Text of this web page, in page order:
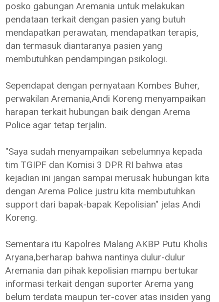
posko gabungan Aremania untuk melakukan
pendataan terkait dengan pasien yang butuh
mendapatkan perawatan, mendapatkan terapis,
dan termasuk diantaranya pasien yang
membutuhkan pendampingan psikologi.
Sependapat dengan pernyataan Kombes Buher,
perwakilan Aremania,Andi Koreng menyampaikan
harapan terkait hubungan baik dengan Arema
Police agar tetap terjalin.
"Saya sudah menyampaikan sebelumnya kepada
tim TGIPF dan Komisi 3 DPR RI bahwa atas
kejadian ini jangan sampai merusak hubungan kita
dengan Arema Police justru kita membutuhkan
support dari bapak-bapak Kepolisian" jelas Andi
Koreng.
Sementara itu Kapolres Malang AKBP Putu Kholis
Aryana,berharap bahwa nantinya dulur-dulur
Aremania dan pihak kepolisian mampu bertukar
informasi terkait dengan suporter Arema yang
belum terdata maupun ter-cover atas insiden yang